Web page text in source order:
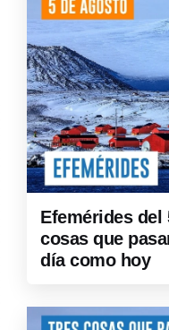
Efemérides del
cosas que
día como hoy